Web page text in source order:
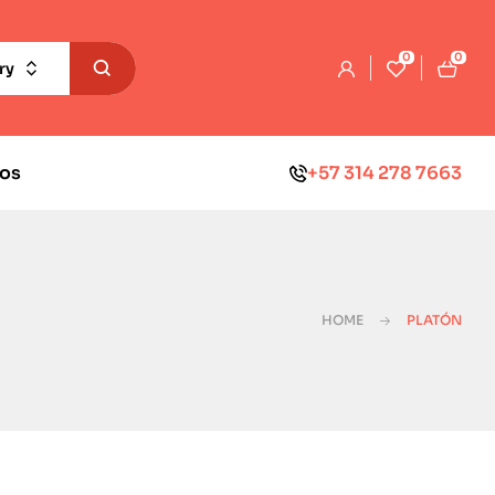
0 0
+57 314 278 7663
HOME PLATÓN